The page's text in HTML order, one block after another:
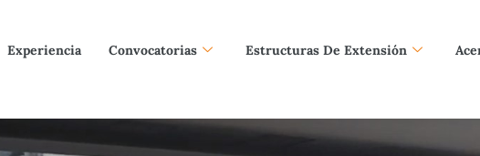
Experiencia Convocatorias Estructuras De Extensión